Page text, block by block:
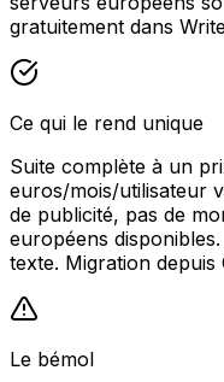
gratuitement dans
Ce qui le rend unique
Suite complète à un
euros/mois/utilisateur
de publicité, pas de
européens
texte. Migration depuis
Le bémol